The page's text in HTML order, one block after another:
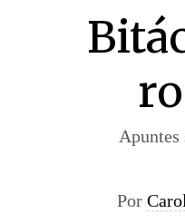
Apuntes
Por